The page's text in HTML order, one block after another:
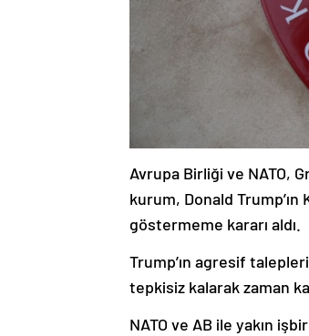
Avrupa Birliği ve NATO,
kurum, Donald
göstermeme kararı aldı.
Trump’ın agresif
tepkisiz kalarak zaman
NATO ve AB ile yakın